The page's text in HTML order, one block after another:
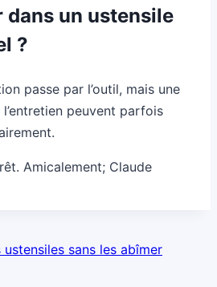
dans un ustensile
?
passe par l’outil, mais une
peuvent parfois
Amicalement; Claude
sans les abîmer